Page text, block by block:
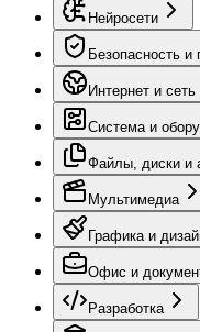
Нейросети
Безопасность и
Интернет и сеть
Система и
Файлы, диски и
Мультимедиа
Графика и
Офис и
Разработка